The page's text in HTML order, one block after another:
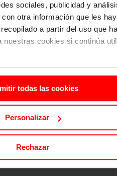
sociales, publicidad y
otra información que les
a partir del uso que
cookies si continúa
todas las cookies
Personalizar
Rechazar